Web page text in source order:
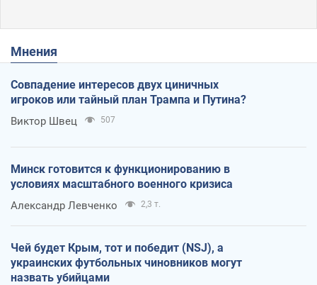
Мнения
Совпадение интересов двух циничных
игроков или тайный план Трампа и Путина?
Виктор Швец 507
Минск готовится к функционированию в
условиях масштабного военного кризиса
Александр Левченко 2,3 т.
Чей будет Крым, тот и победит (NSJ), а
украинских футбольных чиновников могут
назвать убийцами